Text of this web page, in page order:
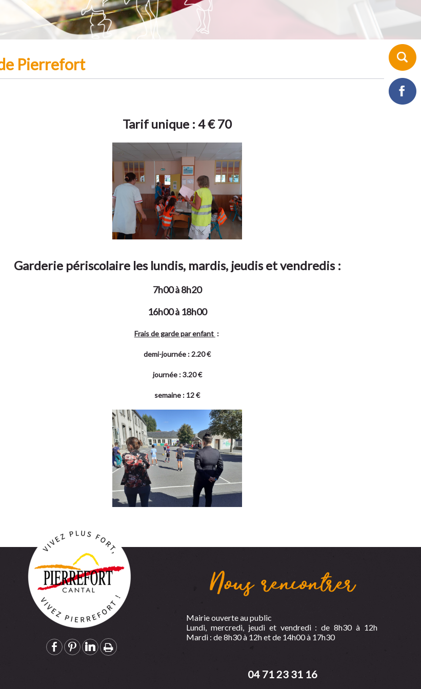
Pierrefort
Tarif unique : 4 € 70
Garderie périscolaire les lundis, mardis, jeudis et vendredis :
7h00 à 8h20
16h00 à 18h00
Frais de garde parenfant :
demi-journée : 2.20 €
journée : 3.20 €
semaine : 12 €
Nous rencontrer
Mairie ouverte au public
Lundi, mercredi, jeudi et vendredi : de 8h30 à 12h
Mardi : de 8h30 à 12h et de 14h00 à 17h30
04 71 23 31 16